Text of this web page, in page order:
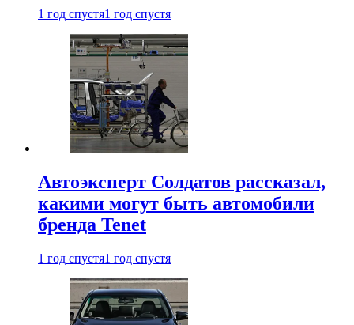
1 год спустя1 год спустя
Автоэксперт Солдатов рассказал,
какими могут быть автомобили
бренда Tenet
1 год спустя1 год спустя